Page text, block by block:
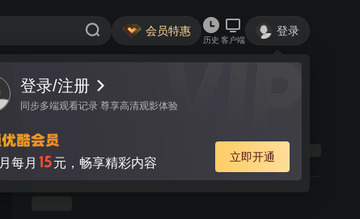
会员特惠
历史 客户端
登录
登录/注册
同步多端观看记录 尊享高清观影体验
月每月 15元，畅享精彩内容 立即开通